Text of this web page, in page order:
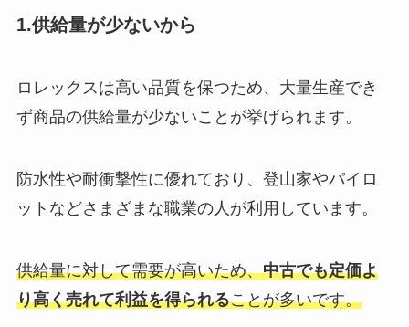
1.供給量が少ないから
ロレックスは高い品質を保つため、大量生産でき
ず商品の供給量が少ないことが挙げられます。
防水性や耐衝撃性に優れており、登山家やパイロ
ットなどさまざまな職業の人が利用しています。
供給量に対して需要が高いため、中古でも定価よ
り高く売れて利益を得られることが多いです。